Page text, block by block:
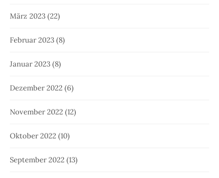
März 2023 (22)
Februar 2023 (8)
Januar 2023 (8)
Dezember 2022 (6)
November 2022 (12)
Oktober 2022 (10)
September 2022 (13)